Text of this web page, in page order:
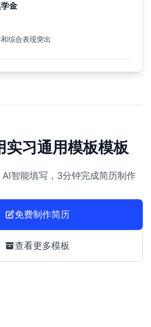
金
综合表现突出
实习通用模板模板
智能填写，3分钟完成简历制作
免费制作简历
查看更多模板